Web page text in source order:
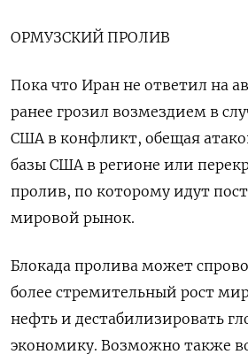
ОРМУЗСКИЙ ПРОЛИВ
Пока что Иран не ответил на
ранее грозил возмездием в
США в конфликт, обещая
базы США в регионе или
пролив, по которому идут
мировой рынок.
Блокада пролива может
более стремительный рост
нефть и дестабилизировать
экономику. Возможно также